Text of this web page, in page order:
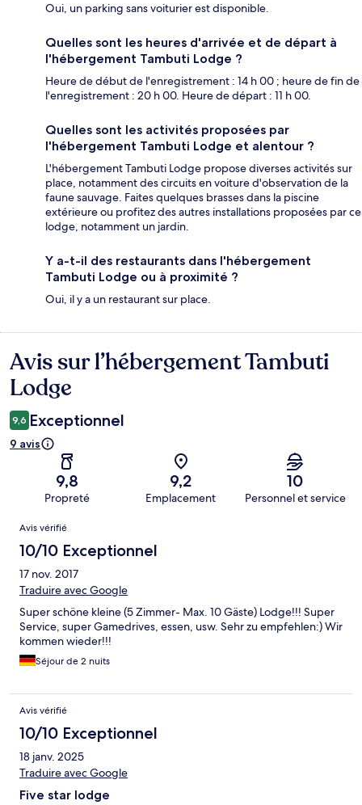
Oui, un parking sans voiturier est disponible.
Quelles sont les heures d'arrivée et de départ à
l'hébergement Tambuti Lodge ?
Heure de début de l'enregistrement : 14 h 00 ; heure de fin de
l'enregistrement : 20 h 00. Heure de départ : 11 h 00.
Quelles sont les activités proposées par
l'hébergement Tambuti Lodge et alentour ?
L'hébergement Tambuti Lodge propose diverses activités sur
place, notamment des circuits en voiture d'observation de la
faune sauvage. Faites quelques brasses dans la piscine
extérieure ou profitez des autres installations proposées par ce
lodge, notamment un jardin.
Y a-t-il des restaurants dans l'hébergement
Tambuti Lodge ou à proximité ?
Oui, il y a un restaurant sur place.
Avis
Avis sur l’hébergement Tambuti
Lodge
9,6 Exceptionnel
9 avis
9,8
Propreté
9,2
Emplacement
10
Personnel et service
Avis
Avis vérifié
10/10 Exceptionnel
17 nov. 2017
Traduire avec Google
Super schöne kleine (5 Zimmer- Max. 10 Gäste) Lodge!!! Super
Service, super Gamedrives, essen, usw. Sehr zu empfehlen:) Wir
kommen wieder!!!
Séjour de 2 nuits
Avis vérifié
10/10 Exceptionnel
18 janv. 2025
Traduire avec Google
Five star lodge